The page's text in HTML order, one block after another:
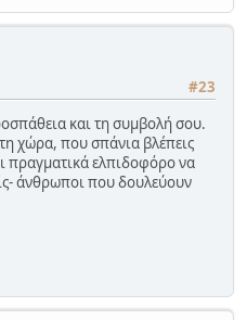
#23
και τη συμβολή σου.
χώρα, που σπάνια βλέπεις
πραγματικά ελπιδοφόρο να
άνθρωποι που δουλεύουν